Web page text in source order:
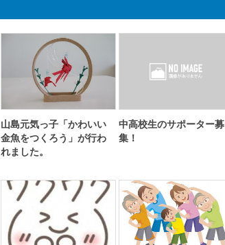
山島元気っ子「かわいい
金魚をつくろう」が行わ
れました。
中高校生のサポーター募
集！